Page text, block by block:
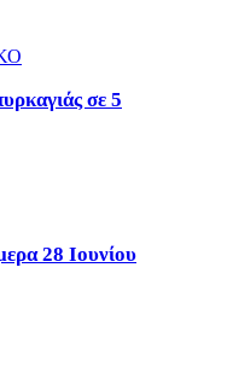
σε 5
28 Ιουνίου